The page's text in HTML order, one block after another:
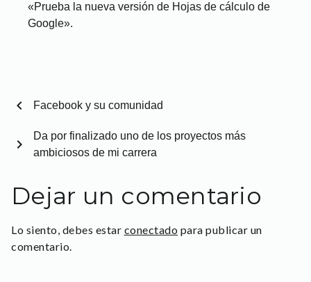
«Prueba la nueva versión de Hojas de cálculo de
Google».
chevron_left Facebook y su comunidad
Da por finalizado uno de los proyectos más
ambiciosos de mi carrera
chevron_right
Dejar un comentario
Lo siento, debes estar conectado para publicar un
comentario.